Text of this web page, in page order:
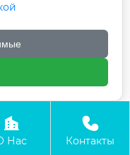
Энерджи

Нас

Контакты